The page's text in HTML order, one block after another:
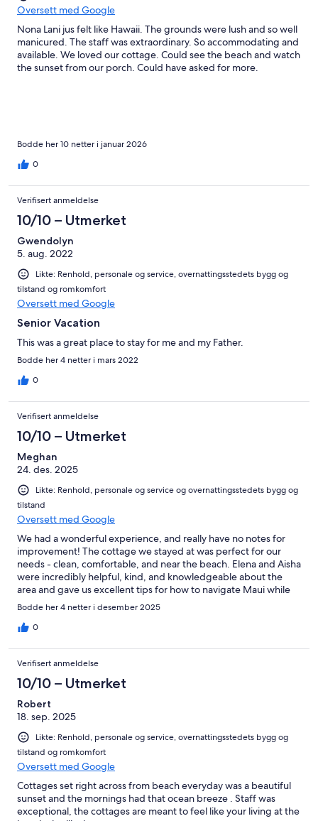
Oversett med Google
Nona Lani jus felt like Hawaii. The grounds were lush and so well
manicured. The staff was extraordinary. So accommodating and
available. We loved our cottage. Could see the beach and watch
the sunset from our porch. Could have asked for more.
Bodde her 10 netter i januar 2026
0
Verifisert anmeldelse
10/10 – Utmerket
Gwendolyn
5. aug. 2022
Likte: Renhold, personale og service, overnattingsstedets bygg og
tilstand og romkomfort
Oversett med Google
Senior Vacation
This was a great place to stay for me and my Father.
Bodde her 4 netter i mars 2022
0
Verifisert anmeldelse
10/10 – Utmerket
Meghan
24. des. 2025
Likte: Renhold, personale og service og overnattingsstedets bygg og
tilstand
Oversett med Google
We had a wonderful experience, and really have no notes for
improvement! The cottage we stayed at was perfect for our
needs - clean, comfortable, and near the beach. Elena and Aisha
were incredibly helpful, kind, and knowledgeable about the
area and gave us excellent tips for how to navigate Maui while
we were visiting. We hope to be back!
Bodde her 4 netter i desember 2025
0
Verifisert anmeldelse
10/10 – Utmerket
Robert
18. sep. 2025
Likte: Renhold, personale og service, overnattingsstedets bygg og
tilstand og romkomfort
Oversett med Google
Cottages set right across from beach everyday was a beautiful
sunset and the mornings had that ocean breeze . Staff was
exceptional, the cottages are meant to feel like your living at the